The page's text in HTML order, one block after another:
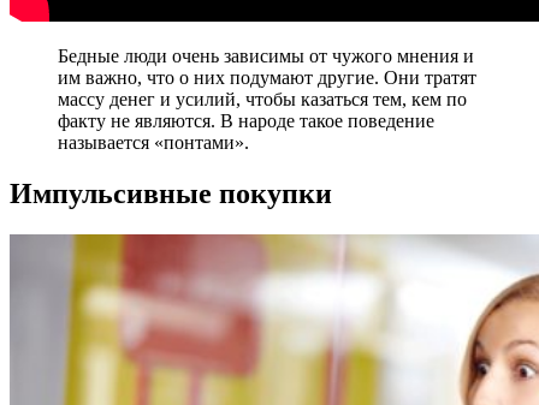
Бедные люди очень зависимы от чужого мнения и
им важно, что о них подумают другие. Они тратят
массу денег и усилий, чтобы казаться тем, кем по
факту не являются. В народе такое поведение
называется «понтами».
Импульсивные покупки